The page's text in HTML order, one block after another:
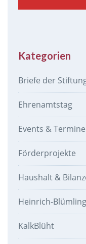
Kategorien
Briefe der
Ehrenamtstag
Events & Termine
Förderprojekte
Haushalt &
Heinrich-
KalkBlüht